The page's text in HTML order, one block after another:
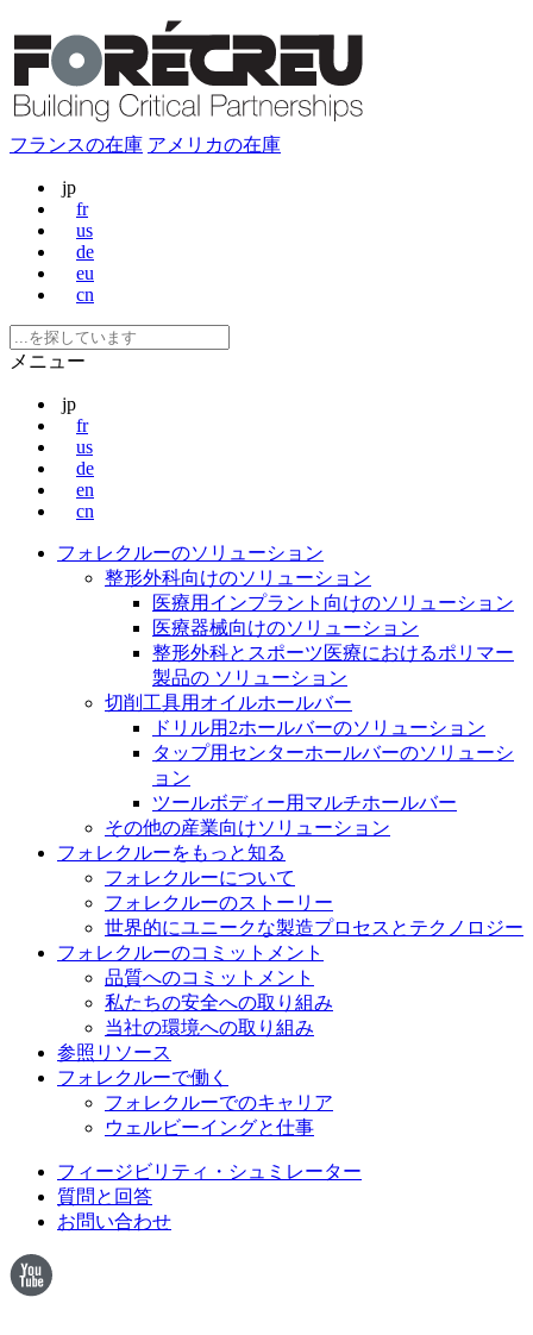
フランスの在庫 アメリカの在庫
jp
fr
us
de
eu
cn
メニュー
jp
fr
us
de
en
cn
フォレクルーのソリューション
整形外科向けのソリューション
医療用インプラント向けのソリューション
医療器械向けのソリューション
整形外科とスポーツ医療におけるポリマー
製品の ソリューション
切削工具用オイルホールバー
ドリル用2ホールバーのソリューション
タップ用センターホールバーのソリューシ
ョン
ツールボディー用マルチホールバー
その他の産業向けソリューション
フォレクルーをもっと知る
フォレクルーについて
フォレクルーのストーリー
世界的にユニークな製造プロセスとテクノロジー
フォレクルーのコミットメント
品質へのコミットメント
私たちの安全への取り組み
当社の環境への取り組み
参照リソース
フォレクルーで働く
フォレクルーでのキャリア
ウェルビーイングと仕事
フィージビリティ・シュミレーター
質問と回答
お問い合わせ